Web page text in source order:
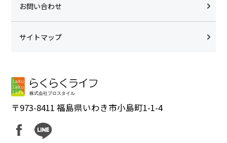
お問い合わせ
サイトマップ
〒973-8411 福島県いわき市小島町1-1-4